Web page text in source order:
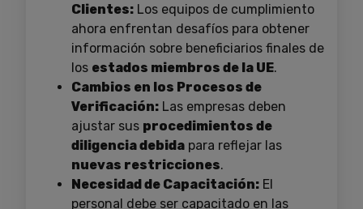
Clientes: Los equipos de cumplimiento
ahora enfrentan desafíos para obtener
información sobre beneficiarios finales de
los estados miembros de la UE.
Cambios en los Procesos de
Verificación: Las empresas deben
ajustar sus procedimientos de
diligencia debida para reflejar las
nuevas restricciones.
Necesidad de Capacitación: El
personal debe ser capacitado en las